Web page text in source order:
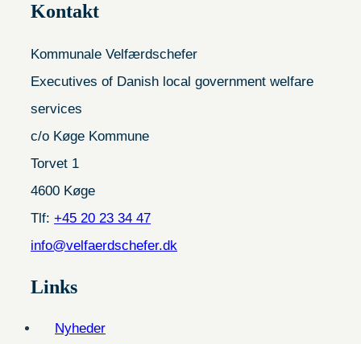
Kontakt
Kommunale Velfærdschefer
Executives of Danish local government welfare
services
c/o Køge Kommune
Torvet 1
4600 Køge
Tlf: +45 20 23 34 47
info@velfaerdschefer.dk
Links
Nyheder